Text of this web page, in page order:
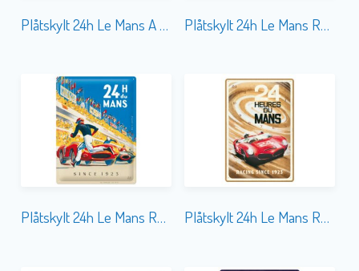
Plåtskylt 24h Le Mans A Century of Racing 30×40 Plåtskylt 24h Le Mans Racing Poster 1966 20×30
Plåtskylt 24h Le Mans Racing Poster Blue 30×40 Plåtskylt 24h Le Mans Red Car 1963 20×30